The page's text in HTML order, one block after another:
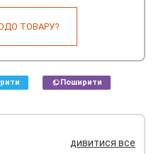
ТОВАРУ?
Поширити
дивитися все